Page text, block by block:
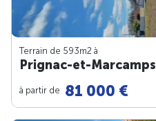
Terrain de 593m2 à
Prignac-et-Marcamps
à partir de 81 000 €